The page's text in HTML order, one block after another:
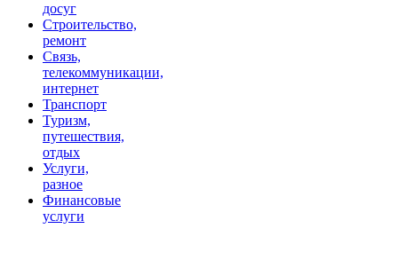
досуг
Строительство,
ремонт
Связь,
телекоммуникации,
интернет
Транспорт
Туризм,
путешествия,
отдых
Услуги,
разное
Финансовые
услуги